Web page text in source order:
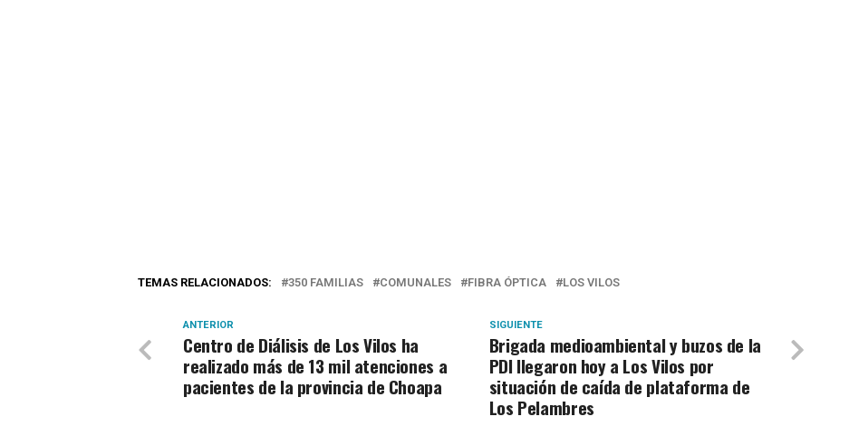
TEMAS RELACIONADOS: 350 FAMILIAS COMUNALES FIBRA ÓPTICA LOS VILOS
SIGUIENTE
Brigada medioambiental y buzos de la
PDI llegaron hoy a Los Vilos por
situación de caída de plataforma de
Los Pelambres
ANTERIOR
Centro de Diálisis de Los Vilos ha
realizado más de 13 mil atenciones a
pacientes de la provincia de Choapa